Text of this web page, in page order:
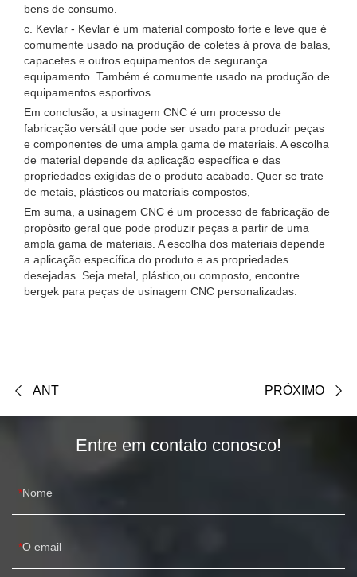
bens de consumo.
c. Kevlar - Kevlar é um material composto forte e leve que é
comumente usado na produção de coletes à prova de balas,
capacetes e outros equipamentos de segurança
equipamento. Também é comumente usado na produção de
equipamentos esportivos.
Em conclusão, a usinagem CNC é um processo de
fabricação versátil que pode ser usado para produzir peças
e componentes de uma ampla gama de materiais. A escolha
de material depende da aplicação específica e das
propriedades exigidas de o produto acabado. Quer se trate
de metais, plásticos ou materiais compostos,
Em suma, a usinagem CNC é um processo de fabricação de
propósito geral que pode produzir peças a partir de uma
ampla gama de materiais. A escolha dos materiais depende
a aplicação específica do produto e as propriedades
desejadas. Seja metal, plástico,ou composto, encontre
bergek para peças de usinagem CNC personalizadas.
ANT PRÓXIMO
Entre em contato conosco!
Nome
O email